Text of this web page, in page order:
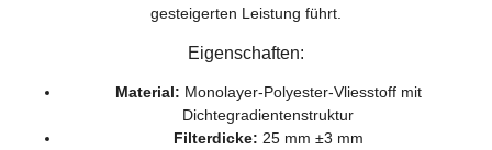
gesteigerten Leistung führt.
Eigenschaften:
Material: Monolayer-Polyester-Vliesstoff mit
Dichtegradientenstruktur
Filterdicke: 25 mm ±3 mm